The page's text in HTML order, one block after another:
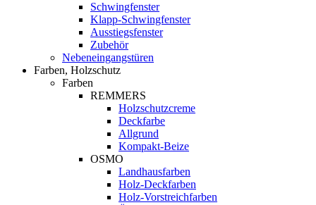
Schwingfenster
Klapp-Schwingfenster
Ausstiegsfenster
Zubehör
Nebeneingangstüren
Farben, Holzschutz
Farben
REMMERS
Holzschutzcreme
Deckfarbe
Allgrund
Kompakt-Beize
OSMO
Landhausfarben
Holz-Deckfarben
Holz-Vorstreichfarben